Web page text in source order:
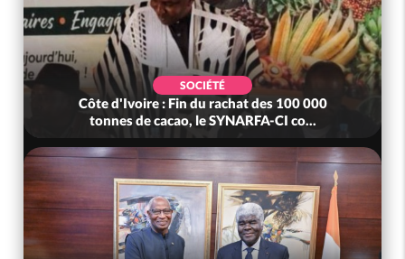
SOCIÉTÉ
Côte d'Ivoire : Fin du rachat des 100 000
tonnes de cacao, le SYNARFA-CI co...